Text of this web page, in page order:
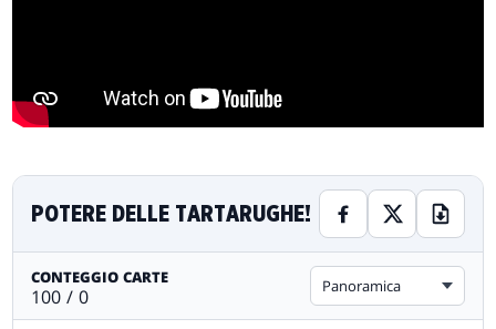
POTERE DELLE TARTARUGHE!
CONTEGGIO CARTE
100 / 0 Panoramica